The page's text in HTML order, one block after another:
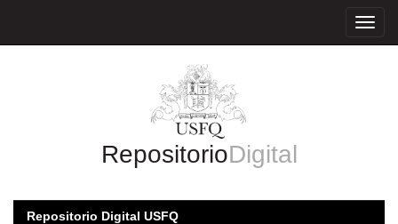
RepositorioDigital
Repositorio Digital USFQ